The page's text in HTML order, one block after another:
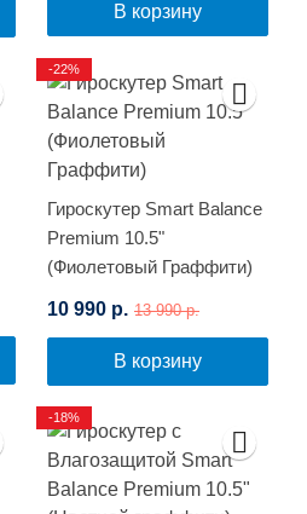
В корзину
Гироскутер Smart Balance
Premium 10.5"
(Фиолетовый Граффити)
10 990 р. 13 990 р.
В корзину
-22%
-18%